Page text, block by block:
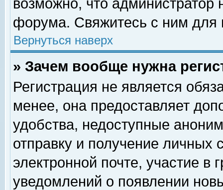
возможно, что
форума. Свяжитесь с ним для
Вернуться наверх
» Зачем вообще нужна
Регистрация не является
менее, она предоставляет
удобства, недоступные
отправку и получение личных
электронной почте, участие в
уведомлений о появлении